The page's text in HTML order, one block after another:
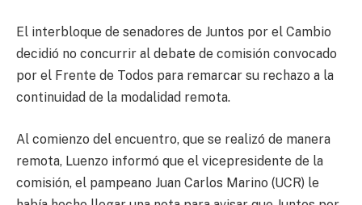
El interbloque de senadores de Juntos por el Cambio
decidió no concurrir al debate de comisión convocado
por el Frente de Todos para remarcar su rechazo a la
continuidad de la modalidad remota.
Al comienzo del encuentro, que se realizó de manera
remota, Luenzo informó que el vicepresidente de la
comisión, el pampeano Juan Carlos Marino (UCR) le